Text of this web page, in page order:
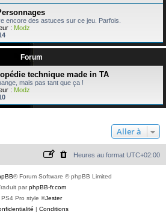
encore des astuces sur ce jeu. Parfois.
: Modz
Forum
technique made in TA
mais pas tant que ça !
: Modz
Aller à
Heures au format UTC+02:00
® Forum Software © phpBB Limited
parphpBB-fr.com
PS4 Pro style ©Jester
| Conditions